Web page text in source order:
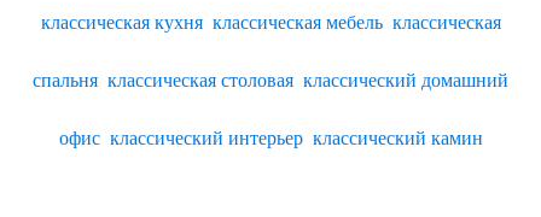
классическая кухня, классическая мебель, классическая
спальня классическая столовая классический домашний
офис, классический интерьер, классический камин